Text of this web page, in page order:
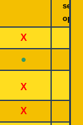
X
•
X
X